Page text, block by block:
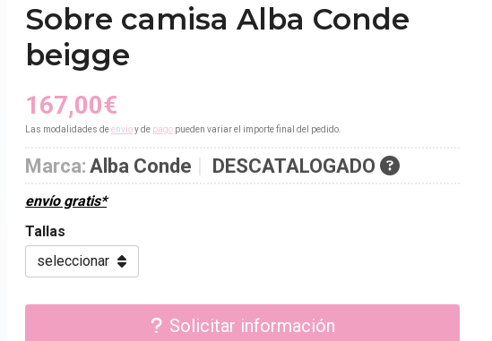
Sobre camisa Alba Conde
beigge
167,00€
Las modalidades deenvíoy de pago pueden variar el importe final del pedido.
Marca: Alba Conde DESCATALOGADO
envío gratis*
Tallas
Solicitar información